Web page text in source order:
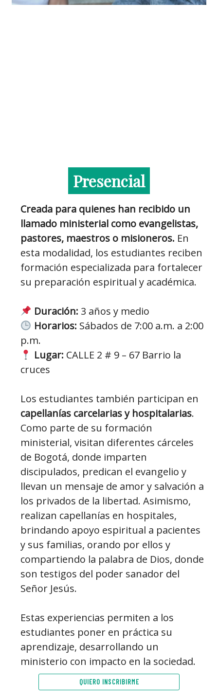
Presencial
Creada para quienes han recibido un
llamado ministerial como evangelistas,
pastores, maestros o misioneros. En
esta modalidad, los estudiantes reciben
formación especializada para fortalecer
su preparación espiritual y académica.
Duración: 3 años y medio
Horarios: Sábados de 7:00 a.m. a 2:00
p.m.
Lugar: CALLE 2 # 9 – 67 Barrio la
cruces
Los estudiantes también participan en
capellanías carcelarias y hospitalarias.
Como parte de su formación
ministerial, visitan diferentes cárceles
de Bogotá, donde imparten
discipulados, predican el evangelio y
llevan un mensaje de amor y salvación a
los privados de la libertad. Asimismo,
realizan capellanías en hospitales,
brindando apoyo espiritual a pacientes
y sus familias, orando por ellos y
compartiendo la palabra de Dios, donde
son testigos del poder sanador del
Señor Jesús.
Estas experiencias permiten a los
estudiantes poner en práctica su
aprendizaje, desarrollando un
ministerio con impacto en la sociedad.
QUIERO INSCRIBIRME